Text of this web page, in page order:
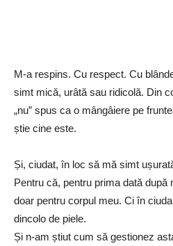
M-a respins. Cu respect. Cu
simt mică, urâtă sau ridicolă. Din
„nu” spus ca o mângâiere pe
știe cine este.
Și, ciudat, în loc să mă simt
Pentru că, pentru prima dată
doar pentru corpul meu. Ci în
dincolo de piele.
Și n-am știut cum să gestionez